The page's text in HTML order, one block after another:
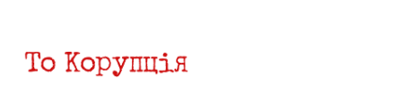
содержанию